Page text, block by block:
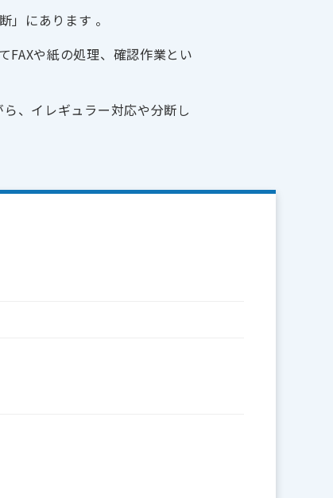
にあります 。
FAXや紙の処理、確認作業とい
、イレギュラー対応や分断し